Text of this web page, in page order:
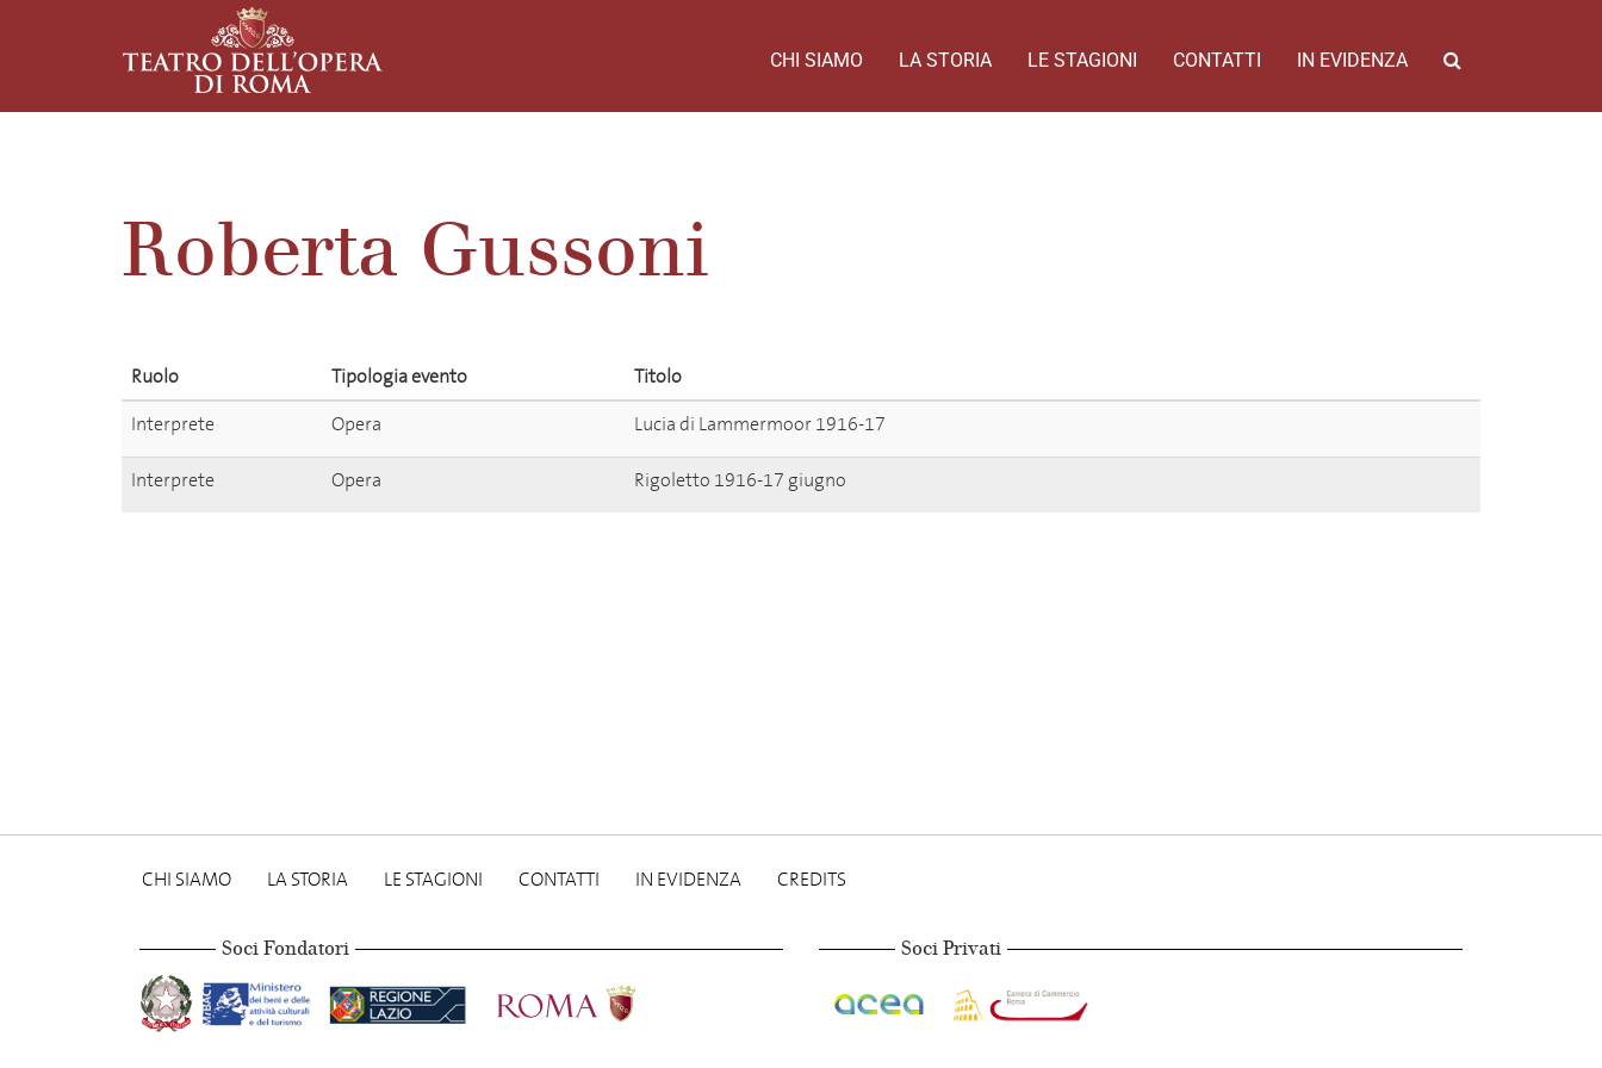
CHI SIAMO LA STORIA LE STAGIONI CONTATTI IN EVIDENZA
Roberta Gussoni
Ruolo Tipologia evento
Titolo
Interprete
Opera Lucia di Lammermoor 1916-17
Interprete Opera Rigoletto 1916-17 giugno
CHI SIAMO LA STORIA LE STAGIONI CONTATTI IN EVIDENZA CREDITS
Soci Fondatori Soci Privati